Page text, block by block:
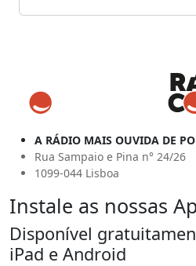
A RÁDIO MAIS OUVIDA DE
Rua Sampaio e Pina n° 24/26
1099-044 Lisboa
Instale as nossas
Disponível
iPad e Android